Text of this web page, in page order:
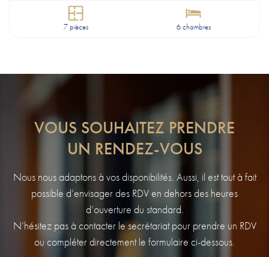
7 pièces 6 chambres
VOUS SOUHAITEZ PRENDRE
UN RENDEZ-VOUS
Nous nous adaptons à vos disponibilités. Aussi, il est tout à fait
possible d’envisager des RDV en dehors des heures
d’ouverture du standard.
N’hésitez pas à contacter le secrétariat pour prendre un RDV
ou compléter directement le formulaire ci-dessous.